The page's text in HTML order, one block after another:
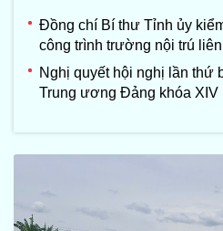
Đồng chí Bí thư Tỉnh ủy
công trình trường nội trú
Nghị quyết hội nghị lần thứ
Trung ương Đảng khóa XIV